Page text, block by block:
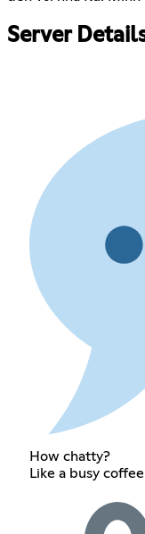
Server
How chatty?
Like a busy